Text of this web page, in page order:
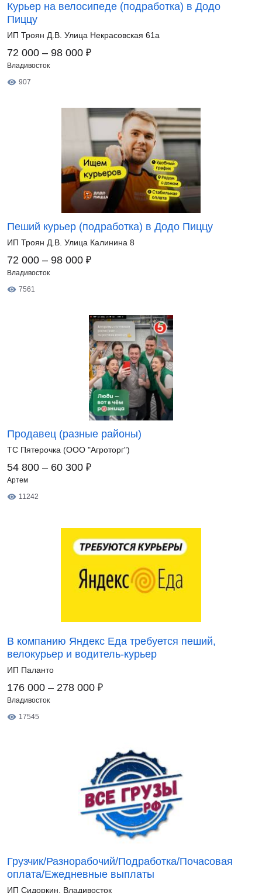
Курьер на велосипеде (подработка) в Додо
Пиццу
ИП Троян Д.В. Улица Некрасовская 61а
72 000 – 98 000 ₽
Владивосток
907
Пеший курьер (подработка) в Додо Пиццу
ИП Троян Д.В. Улица Калинина 8
72 000 – 98 000 ₽
Владивосток
7561
Продавец (разные районы)
ТС Пятерочка (ООО "Агроторг")
54 800 – 60 300 ₽
Артем
11242
В компанию Яндекс Еда требуется пеший,
велокурьер и водитель-курьер
ИП Паланто
176 000 – 278 000 ₽
Владивосток
17545
Грузчик/Разнорабочий/Подработка/Почасовая
оплата/Ежедневные выплаты
ИП Сидоркин. Владивосток